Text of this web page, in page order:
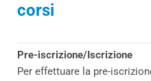
corsi
Pre-iscrizione/Iscrizione
Per effettuare la pre-